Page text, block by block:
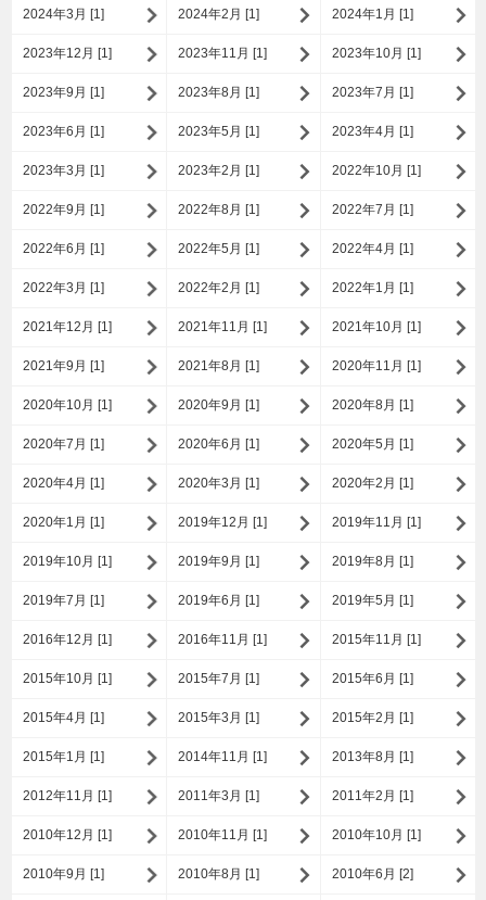
2024年3月 [1] 2024年2月 [1] 2024年1月 [1]
2023年12月 [1] 2023年11月 [1] 2023年10月 [1]
2023年9月 [1] 2023年8月 [1] 2023年7月 [1]
2023年6月 [1] 2023年5月 [1] 2023年4月 [1]
2023年3月 [1] 2023年2月 [1] 2022年10月 [1]
2022年9月 [1] 2022年8月 [1] 2022年7月 [1]
2022年6月 [1] 2022年5月 [1] 2022年4月 [1]
2022年3月 [1] 2022年2月 [1] 2022年1月 [1]
2021年12月 [1] 2021年11月 [1] 2021年10月 [1]
2021年9月 [1] 2021年8月 [1] 2020年11月 [1]
2020年10月 [1] 2020年9月 [1] 2020年8月 [1]
2020年7月 [1] 2020年6月 [1] 2020年5月 [1]
2020年4月 [1] 2020年3月 [1] 2020年2月 [1]
2020年1月 [1] 2019年12月 [1] 2019年11月 [1]
2019年10月 [1] 2019年9月 [1] 2019年8月 [1]
2019年7月 [1] 2019年6月 [1] 2019年5月 [1]
2016年12月 [1] 2016年11月 [1] 2015年11月 [1]
2015年10月 [1] 2015年7月 [1] 2015年6月 [1]
2015年4月 [1] 2015年3月 [1] 2015年2月 [1]
2015年1月 [1] 2014年11月 [1] 2013年8月 [1]
2012年11月 [1] 2011年3月 [1] 2011年2月 [1]
2010年12月 [1] 2010年11月 [1] 2010年10月 [1]
2010年9月 [1] 2010年8月 [1] 2010年6月 [2]